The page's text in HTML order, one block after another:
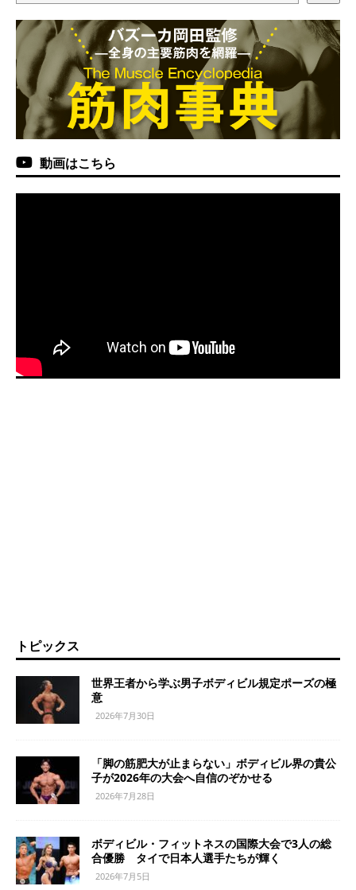
動画はこちら
トピックス
世界王者から学ぶ男子ボディビル規定ポーズの極
意
2026年7月30日
「脚の筋肥大が止まらない」ボディビル界の貴公
子が2026年の大会へ自信のぞかせる
2026年7月28日
ボディビル・フィットネスの国際大会で3人の総
合優勝 タイで日本人選手たちが輝く
2026年7月5日